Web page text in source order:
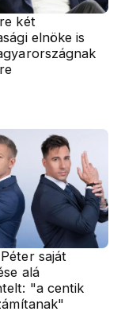
két
elnöke is
saját
alá
"a centik